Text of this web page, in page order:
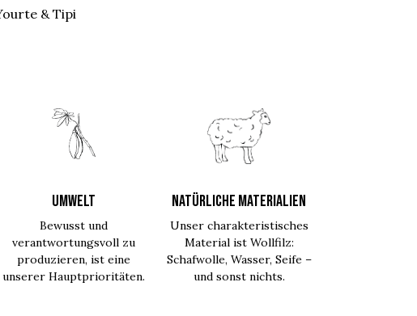
& Tipi
UMWELT
Bewusst und
verantwortungsvoll zu
produzieren, ist eine
unserer Hauptprioritäten.
NATÜRLICHE MATERIALIEN
Unser charakteristisches
Material ist Wollfilz:
Schafwolle, Wasser, Seife –
und sonst nichts.